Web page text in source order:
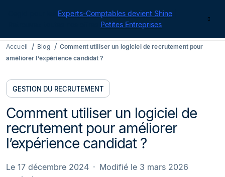
Experts-Comptables devient Shine
Petites Entreprises
Accueil Blog
Comment utiliser un logiciel de recrutement pour
améliorer l’expérience candidat ?
GESTION DU RECRUTEMENT
Comment utiliser un logiciel de
recrutement pour améliorer
l’expérience candidat ?
Le 17 décembre 2024 Modifié le 3 mars 2026